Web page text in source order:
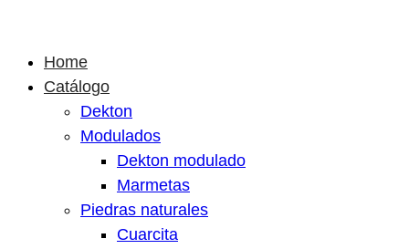
Home
Catálogo
Dekton
Modulados
Dekton modulado
Marmetas
Piedras naturales
Cuarcita